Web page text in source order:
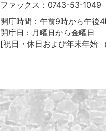
ファックス：0743-53-1049
開庁時間：午前9時から午後
開庁日：月曜日から金曜日
[祝日・休日および年末年始